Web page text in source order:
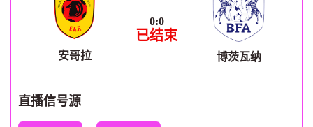
安哥拉
0:0
已结束
博茨瓦纳
直播信号源